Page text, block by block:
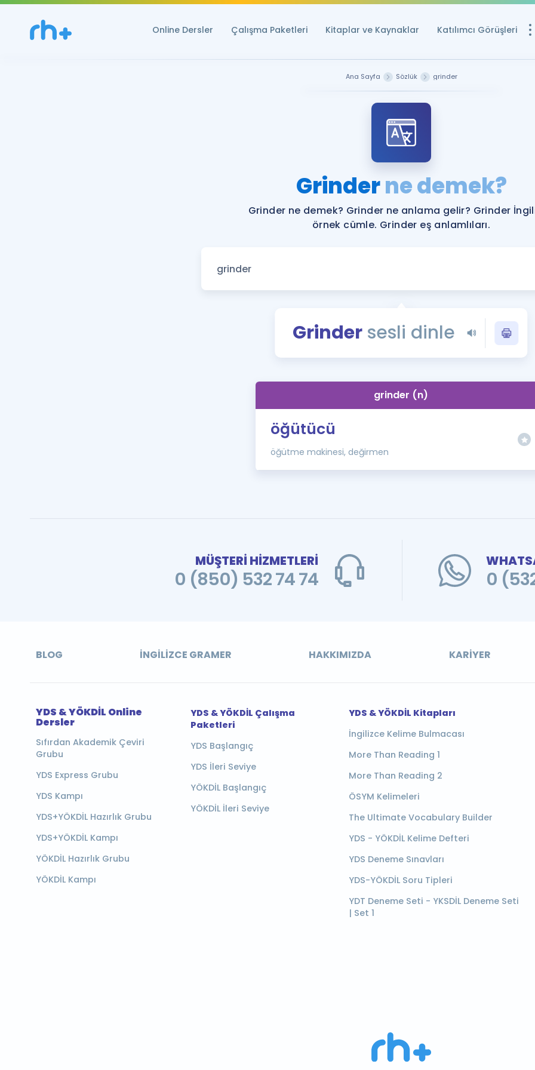
Online Dersler Çalışma Paketleri Kitaplar ve Kaynaklar Katılımcı Görüşleri
YDS ve YÖKDİL
Rehberlik Aracı
YDS ve YÖKDİL'e
Tüm ÖSYM
YDS - YÖKDİL
İngilizce Gramer
Ana Sayfa Sözlük grinder
Grinderne demek?
Grinder ne demek? Grinder ne anlama gelir? Grinder
örnek cümle. Grinder eş anlamlıları.
Grinder sesli dinle
grinder (n)
öğütücü
öğütme makinesi, değirmen
MÜŞTERİ HİZMETLERİ
0 (850) 532 74 74 0
BLOG İNGILIZCE GRAMER HAKKIMIZDA KARIYER
YDS & YÖKDİL Online
Dersler
Sıfırdan Akademik Çeviri
Grubu
YDS Express Grubu
YDS Kampı
YDS+YÖKDİL Hazırlık Grubu
YDS+YÖKDİL Kampı
YÖKDİL Hazırlık Grubu
YÖKDİL Kampı
YDS & YÖKDİL Çalışma
Paketleri
YDS Başlangıç
YDS İleri Seviye
YÖKDİL Başlangıç
YÖKDİL İleri Seviye
YDS & YÖKDİL Kitapları
İngilizce Kelime Bulmacası
More Than Reading 1
More Than Reading 2
ÖSYM Kelimeleri
The Ultimate Vocabulary Builder
YDS - YÖKDİL Kelime Defteri
YDS Deneme Sınavları
YDS-YÖKDİL Soru Tipleri
YDT Deneme Seti - YKSDİL Deneme Seti
| Set 1